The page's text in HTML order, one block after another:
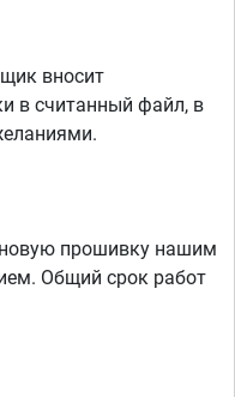
вносит
в считанный файл, в
прошивку нашим
Общий срок работ